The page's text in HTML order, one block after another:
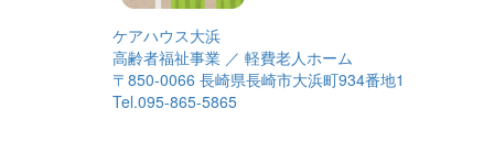
ケアハウス大浜
高齢者福祉事業 ／ 軽費老人ホーム
〒850-0066 長崎県長崎市大浜町934番地1
Tel.095-865-5865